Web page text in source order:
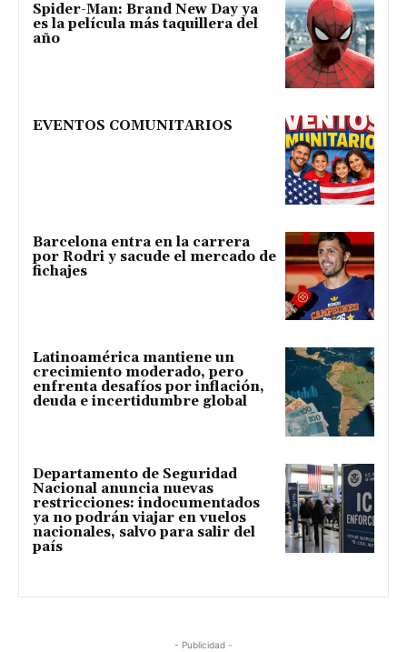
Spider-Man: Brand New Day ya
es la película más taquillera del
año
EVENTOS COMUNITARIOS
Barcelona entra en la carrera
por Rodri y sacude el mercado de
fichajes
Latinoamérica mantiene un
crecimiento moderado, pero
enfrenta desafíos por inflación,
deuda e incertidumbre global
Departamento de Seguridad
Nacional anuncia nuevas
restricciones: indocumentados
ya no podrán viajar en vuelos
nacionales, salvo para salir del
país
- Publicidad -